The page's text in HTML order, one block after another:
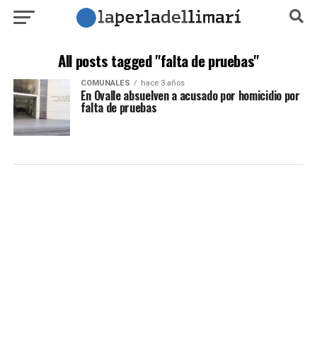
All posts tagged "falta de pruebas"
COMUNALES hace 3 años
En Ovalle absuelven a acusado por homicidio por
falta de pruebas